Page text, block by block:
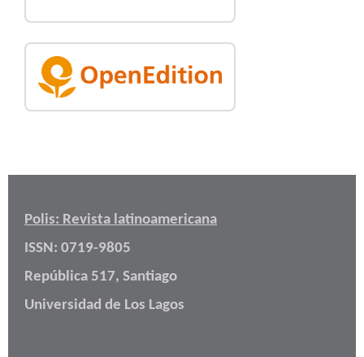
Polis: Revista latinoamericana
ISSN: 0719-9805
República 517, Santiago
Universidad de Los Lagos